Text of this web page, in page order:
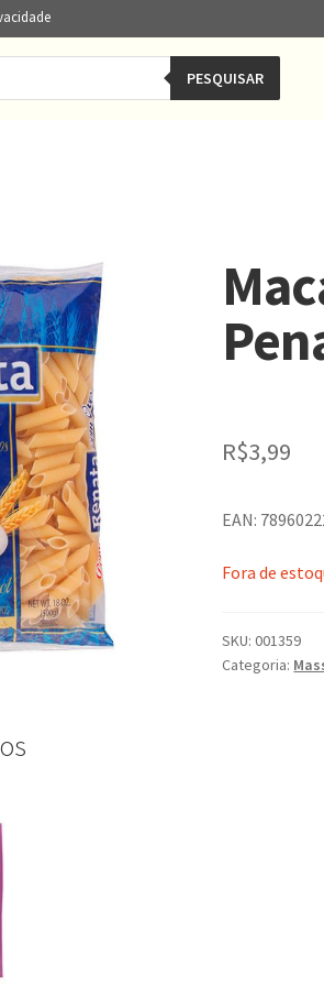
PESQUISAR
R$3,99
EAN:
Fora de
SKU:001359
Categoria: